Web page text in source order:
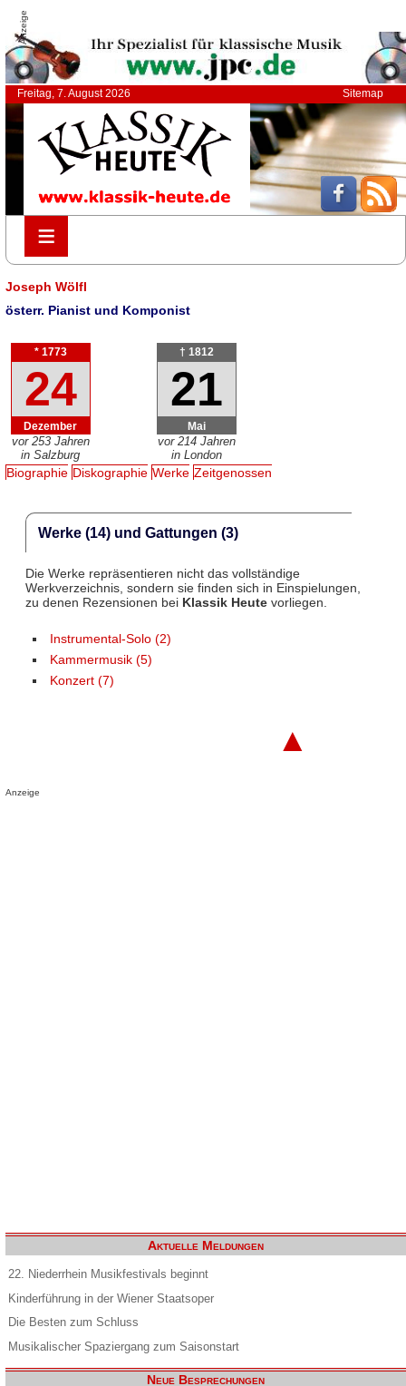
Anzeige
Freitag, 7. August 2026 Sitemap
≡
≡
Joseph Wölfl
österr. Pianist und Komponist
* 1773
24
Dezember
vor 253 Jahren
in Salzburg
† 1812
21
Mai
vor 214 Jahren
in London
Biographie Diskographie Werke Zeitgenossen
Werke (14) und Gattungen (3)
Die Werke repräsentieren nicht das vollständige
Werkverzeichnis, sondern sie finden sich in Einspielungen,
zu denen Rezensionen bei Klassik Heutevorliegen.
Instrumental-Solo (2)
Kammermusik (5)
Konzert (7)
▲
Anzeige
Aktuelle Meldungen
22. Niederrhein Musikfestivals beginnt
Kinderführung in der Wiener Staatsoper
Die Besten zum Schluss
Musikalischer Spaziergang zum Saisonstart
Neue Besprechungen